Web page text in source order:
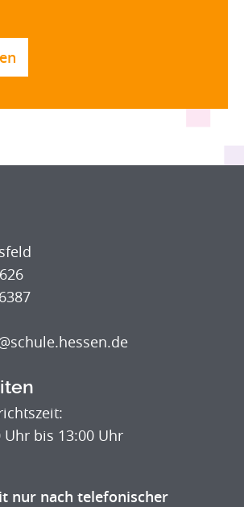
Uhr bis 13:00 Uhr
nur nach telefonischer